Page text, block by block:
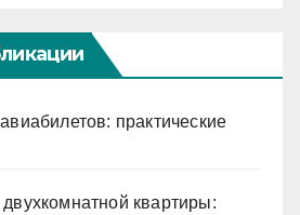
практические
квартиры: